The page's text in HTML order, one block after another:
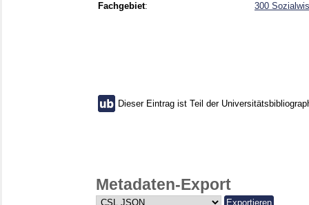
Fachgebiet: 300
Dieser Eintrag ist Teil der
Metadaten-Export